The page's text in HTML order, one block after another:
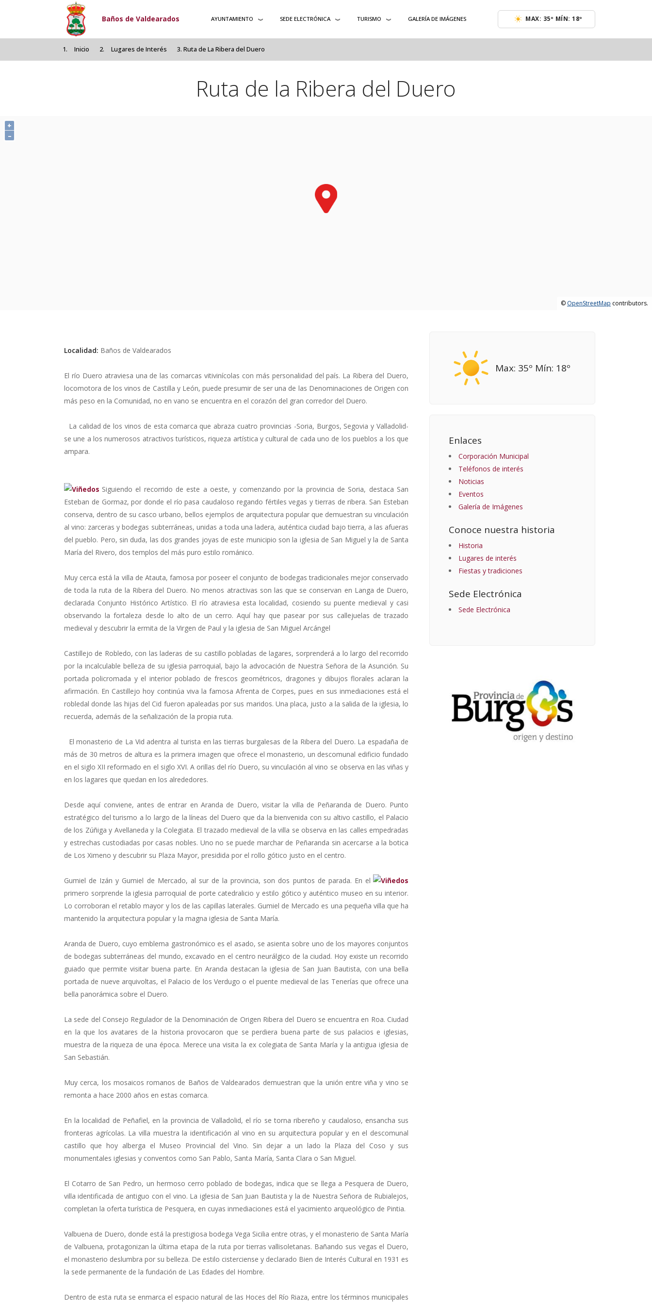
Pasar al contenido principal
Baños de Valdearados AYUNTAMIENTO SEDE ELECTRÓNICA TURISMO GALERÍA DE IMÁGENES MAX: 35º MÍN: 18º
Inicio Lugares de Interés Ruta de La Ribera del Duero
Ruta de la Ribera del Duero
+
–
© OpenStreetMap contributors.
Max: 35º Mín: 18º
Enlaces
Corporación Municipal
Teléfonos de interés
Noticias
Eventos
Galería de Imágenes
Conoce nuestra historia
Historia
Lugares de interés
Fiestas y tradiciones
Sede Electrónica
Sede Electrónica
Localidad: Baños de Valdearados
El río Duero atraviesa una de las comarcas vitivinícolas con más personalidad del país. La Ribera del Duero,
locomotora de los vinos de Castilla y León, puede presumir de ser una de las Denominaciones de Origen con
más peso en la Comunidad, no en vano se encuentra en el corazón del gran corredor del Duero.
La calidad de los vinos de esta comarca que abraza cuatro provincias -Soria, Burgos, Segovia y Valladolid-
se une a los numerosos atractivos turísticos, riqueza artística y cultural de cada uno de los pueblos a los que
ampara.
Siguiendo el recorrido de este a oeste, y comenzando por la provincia de Soria, destaca San
Esteban de Gormaz, por donde el río pasa caudaloso regando fértiles vegas y tierras de ribera. San Esteban
conserva, dentro de su casco urbano, bellos ejemplos de arquitectura popular que demuestran su vinculación
al vino: zarceras y bodegas subterráneas, unidas a toda una ladera, auténtica ciudad bajo tierra, a las afueras
del pueblo. Pero, sin duda, las dos grandes joyas de este municipio son la iglesia de San Miguel y la de Santa
María del Rivero, dos templos del más puro estilo románico.
Muy cerca está la villa de Atauta, famosa por poseer el conjunto de bodegas tradicionales mejor conservado
de toda la ruta de la Ribera del Duero. No menos atractivas son las que se conservan en Langa de Duero,
declarada Conjunto Histórico Artístico. El río atraviesa esta localidad, cosiendo su puente medieval y casi
observando la fortaleza desde lo alto de un cerro. Aquí hay que pasear por sus callejuelas de trazado
medieval y descubrir la ermita de la Virgen de Paul y la iglesia de San Miguel Arcángel
Castillejo de Robledo, con las laderas de su castillo pobladas de lagares, sorprenderá a lo largo del recorrido
por la incalculable belleza de su iglesia parroquial, bajo la advocación de Nuestra Señora de la Asunción. Su
portada policromada y el interior poblado de frescos geométricos, dragones y dibujos florales aclaran la
afirmación. En Castillejo hoy continúa viva la famosa Afrenta de Corpes, pues en sus inmediaciones está el
robledal donde las hijas del Cid fueron apaleadas por sus maridos. Una placa, justo a la salida de la iglesia, lo
recuerda, además de la señalización de la propia ruta.
El monasterio de La Vid adentra al turista en las tierras burgalesas de la Ribera del Duero. La espadaña de
más de 30 metros de altura es la primera imagen que ofrece el monasterio, un descomunal edificio fundado
en el siglo XII reformado en el siglo XVI. A orillas del río Duero, su vinculación al vino se observa en las viñas y
en los lagares que quedan en los alrededores.
Desde aquí conviene, antes de entrar en Aranda de Duero, visitar la villa de Peñaranda de Duero. Punto
estratégico del turismo a lo largo de la líneas del Duero que da la bienvenida con su altivo castillo, el Palacio
de los Zúñiga y Avellaneda y la Colegiata. El trazado medieval de la villa se observa en las calles empedradas
y estrechas custodiadas por casas nobles. Uno no se puede marchar de Peñaranda sin acercarse a la botica
de Los Ximeno y descubrir su Plaza Mayor, presidida por el rollo gótico justo en el centro.
Gumiel de Izán y Gumiel de Mercado, al sur de la provincia, son dos puntos de parada. En el
primero sorprende la iglesia parroquial de porte catedralicio y estilo gótico y auténtico museo en su interior.
Lo corroboran el retablo mayor y los de las capillas laterales. Gumiel de Mercado es una pequeña villa que ha
mantenido la arquitectura popular y la magna iglesia de Santa María.
Aranda de Duero, cuyo emblema gastronómico es el asado, se asienta sobre uno de los mayores conjuntos
de bodegas subterráneas del mundo, excavado en el centro neurálgico de la ciudad. Hoy existe un recorrido
guiado que permite visitar buena parte. En Aranda destacan la iglesia de San Juan Bautista, con una bella
portada de nueve arquivoltas, el Palacio de los Verdugo o el puente medieval de las Tenerías que ofrece una
bella panorámica sobre el Duero.
La sede del Consejo Regulador de la Denominación de Origen Ribera del Duero se encuentra en Roa. Ciudad
en la que los avatares de la historia provocaron que se perdiera buena parte de sus palacios e iglesias,
muestra de la riqueza de una época. Merece una visita la ex colegiata de Santa María y la antigua iglesia de
San Sebastián.
Muy cerca, los mosaicos romanos de Baños de Valdearados demuestran que la unión entre viña y vino se
remonta a hace 2000 años en estas comarca.
En la localidad de Peñafiel, en la provincia de Valladolid, el río se torna ribereño y caudaloso, ensancha sus
fronteras agrícolas. La villa muestra la identificación al vino en su arquitectura popular y en el descomunal
castillo que hoy alberga el Museo Provincial del Vino. Sin dejar a un lado la Plaza del Coso y sus
monumentales iglesias y conventos como San Pablo, Santa María, Santa Clara o San Miguel.
El Cotarro de San Pedro, un hermoso cerro poblado de bodegas, indica que se llega a Pesquera de Duero,
villa identificada de antiguo con el vino. La iglesia de San Juan Bautista y la de Nuestra Señora de Rubialejos,
completan la oferta turística de Pesquera, en cuyas inmediaciones está el yacimiento arqueológico de Pintia.
Valbuena de Duero, donde está la prestigiosa bodega Vega Sicilia entre otras, y el monasterio de Santa María
de Valbuena, protagonizan la última etapa de la ruta por tierras vallisoletanas. Bañando sus vegas el Duero,
el monasterio deslumbra por su belleza. De estilo cisterciense y declarado Bien de Interés Cultural en 1931 es
la sede permanente de la fundación de Las Edades del Hombre.
Dentro de esta ruta se enmarca el espacio natural de las Hoces del Río Riaza, entre los términos municipales